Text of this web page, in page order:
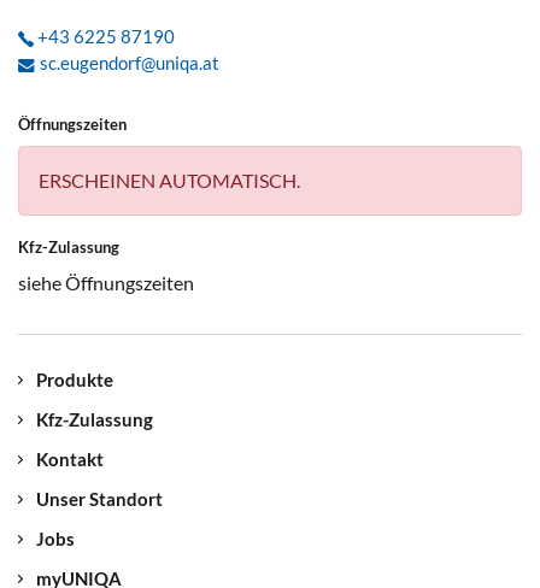
+43 6225 87190
sc.eugendorf@uniqa.at
Öffnungszeiten
ERSCHEINEN AUTOMATISCH.
Kfz-Zulassung
siehe Öffnungszeiten
Produkte
Kfz-Zulassung
Kontakt
Unser Standort
Jobs
myUNIQA